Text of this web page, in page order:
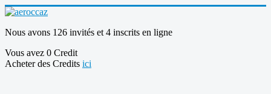
Nous avons 126 invités et 4 inscrits en ligne
Vous avez 0 Credit
Acheter des Credits ici